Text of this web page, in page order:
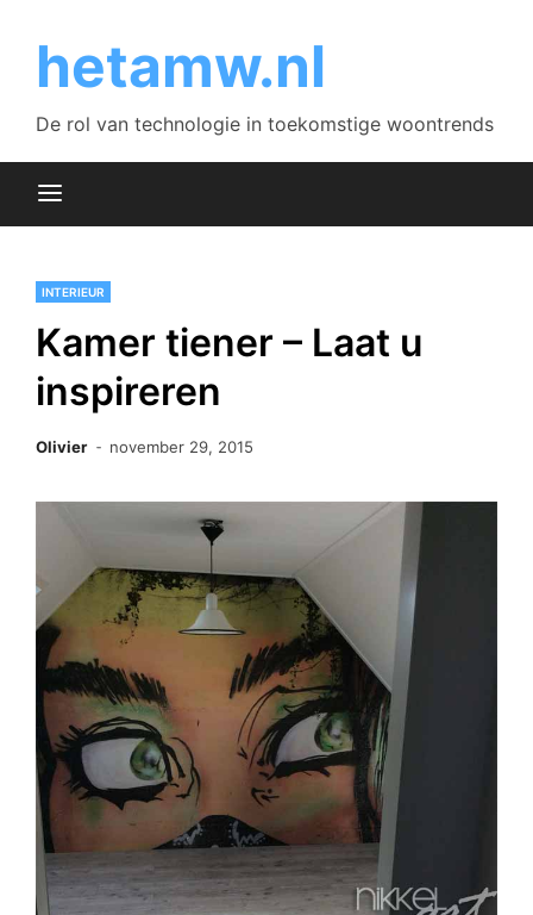
contenthetamw.nl
De rol van technologie in toekomstige woontrends
INTERIEUR
Kamer tiener – Laat u
inspireren
Olivier november 29, 2015